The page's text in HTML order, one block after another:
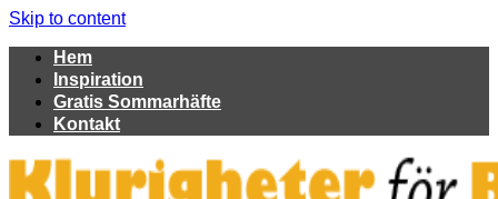
Skip to content
Hem
Inspiration
Gratis Sommarhäfte
Kontakt